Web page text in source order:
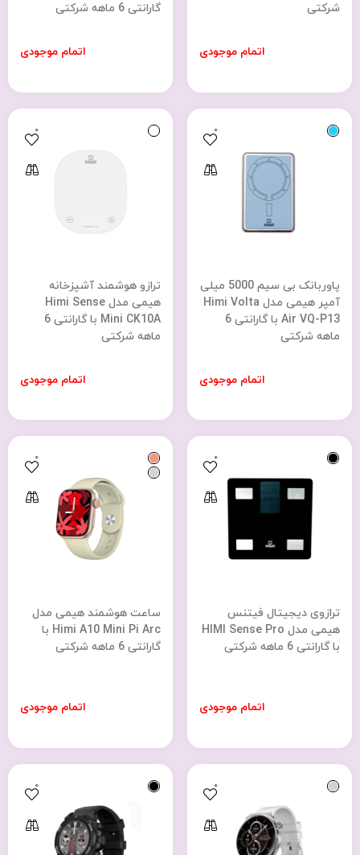
شرکتی
اتمام موجودی
گارانتی 6 ماهه شرکتی
اتمام موجودی
پاوربانک بی سیم 5000 میلی
آمپر هیمی مدل Himi Volta
Air VQ-P13 با گارانتی 6
ماهه شرکتی
اتمام موجودی
0
ترازو هوشمند آشپزخانه
هیمی مدل Himi Sense
Mini CK10A با گارانتی 6
ماهه شرکتی
اتمام موجودی
0
ترازوی دیجیتال فیتنس
هیمی مدل HIMI Sense Pro
با گارانتی 6 ماهه شرکتی
اتمام موجودی
0
ساعت هوشمند هیمی مدل
Himi A10 Mini Pi Arc با
گارانتی 6 ماهه شرکتی
اتمام موجودی
0
0
0